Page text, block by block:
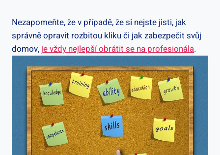
Nezapomeňte, že v případě, ‍že si nejste​ jisti, jak⁣
správně opravit rozbitou kliku či jak ‍zabezpečit ​svůj
domov, je ​vždy nejlepší obrátit se na profesionála.